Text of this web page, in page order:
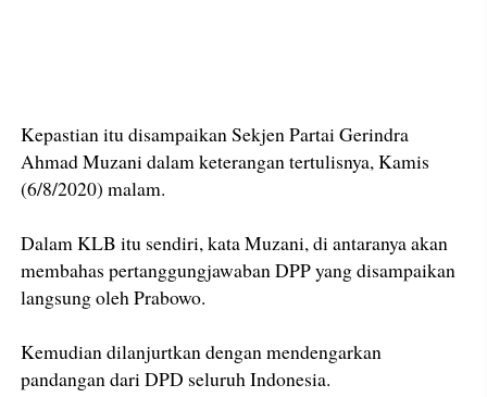
Kepastian itu disampaikan Sekjen Partai Gerindra
Ahmad Muzani dalam keterangan tertulisnya, Kamis
(6/8/2020) malam.
Dalam KLB itu sendiri, kata Muzani, di antaranya akan
membahas pertanggungjawaban DPP yang disampaikan
langsung oleh Prabowo.
Kemudian dilanjurtkan dengan mendengarkan
pandangan dari DPD seluruh Indonesia.